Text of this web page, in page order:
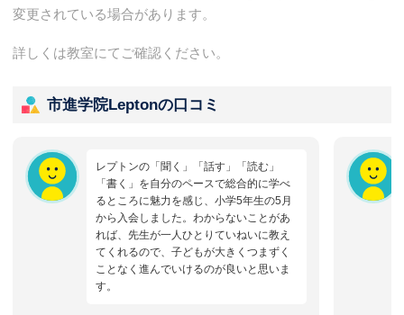
変更されている場合があります。
詳しくは教室にてご確認ください。
市進学院Leptonの口コミ
レプトンの「聞く」「話す」「読む」
「書く」を自分のペースで総合的に学べ
るところに魅力を感じ、小学5年生の5月
から入会しました。わからないことがあ
れば、先生が一人ひとりていねいに教え
てくれるので、子どもが大きくつまずく
ことなく進んでいけるのが良いと思いま
す。